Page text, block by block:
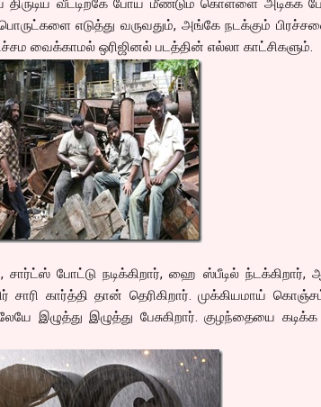
எடுத்து வருவதும், அங்கே நடக்கும்
வைக்காமல் ஒரிஜினல் படத்தின் எல்லா காட்சிகளும்.
போட்டு நடிக்கிறார், ஹை ஸ்பீடில் ந்டக்கிறார்,
சாரி கார்த்தி தான் தெரிகிறார். முக்கியமாய்
இழுத்து இழுத்து பேசுகிறார். குழந்தையை கடிக்க